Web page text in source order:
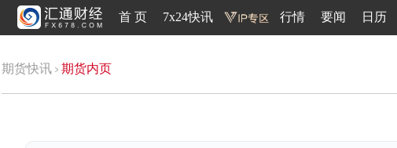
首 页 7x24快讯 行情 要闻 日历
期货快讯 期货内页